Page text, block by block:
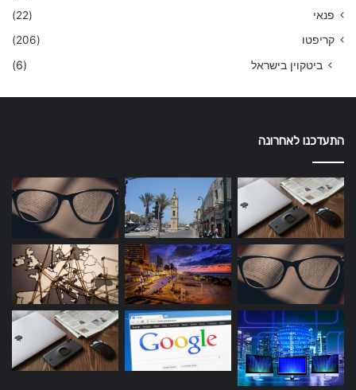
פנאי
(22)
קריפטו
(206)
ביטקוין בישראל (6)
התעדכנו לאחרונה